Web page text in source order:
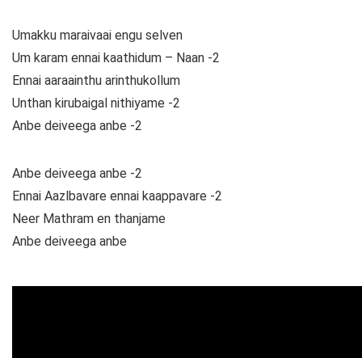
Umakku maraivaai engu selven
Um karam ennai kaathidum – Naan -2
Ennai aaraainthu arinthukollum
Unthan kirubaigal nithiyame -2
Anbe deiveega anbe -2
Anbe deiveega anbe -2
Ennai Aazlbavare ennai kaappavare -2
Neer Mathram en thanjame
Anbe deiveega anbe